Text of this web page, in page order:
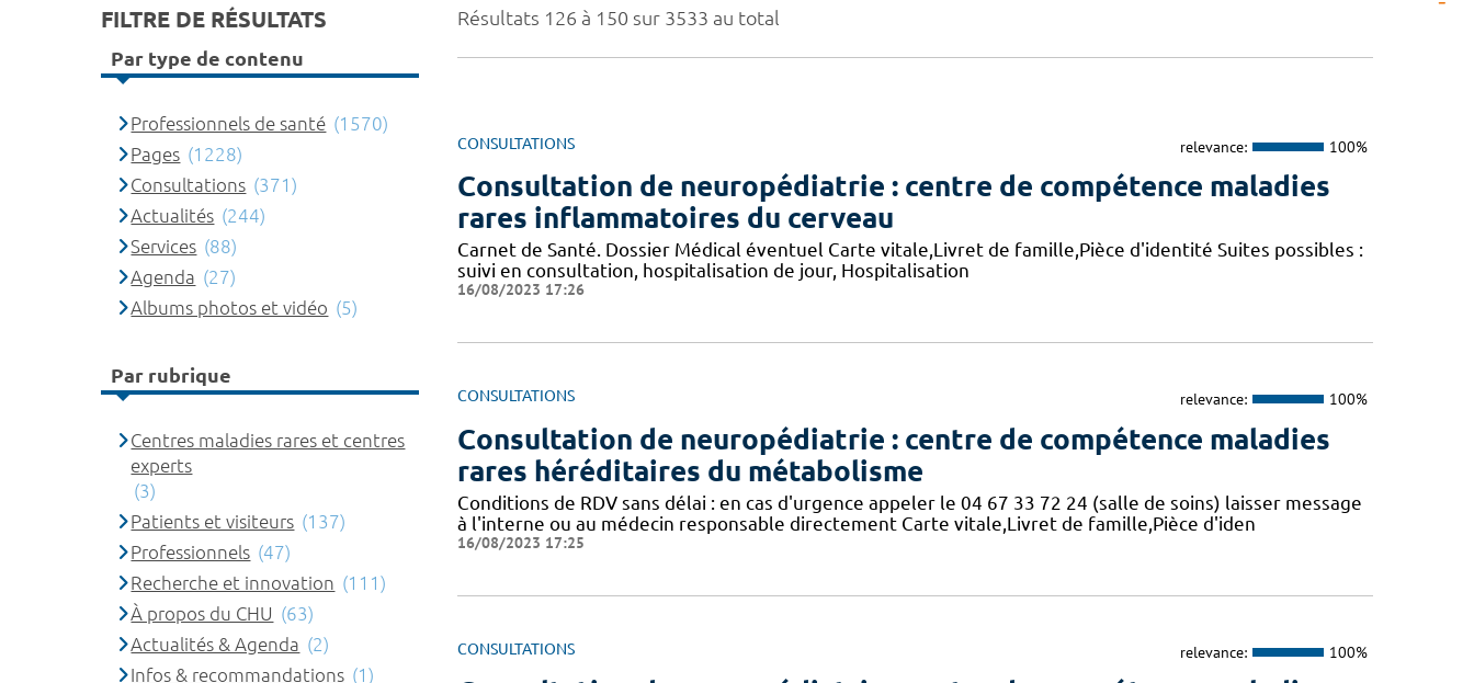
Résultats 126 à 150 sur 3533 au total
CONSULTATIONS relevance: 100%
Consultation de neuropédiatrie : centre de compétence maladies
rares inflammatoires du cerveau
Carnet de Santé. Dossier Médical éventuel Carte vitale,Livret de famille,Pièce d'identité Suites possibles :
suivi en consultation, hospitalisation de jour, Hospitalisation
16/08/2023 17:26
CONSULTATIONS relevance: 100%
Consultation de neuropédiatrie : centre de compétence maladies
rares héréditaires du métabolisme
Conditions de RDV sans délai : en cas d'urgence appeler le 04 67 33 72 24 (salle de soins) laisser message
à l'interne ou au médecin responsable directement Carte vitale,Livret de famille,Pièce d'iden
16/08/2023 17:25
CONSULTATIONS relevance: 100%
FILTRE DE RÉSULTATS
Par type de contenu
Professionnels de santé (1570)
Pages (1228)
Consultations (371)
Actualités (244)
Services (88)
Agenda (27)
Albums photos et vidéo (5)
Par rubrique
Centres maladies rares et centres
experts
(3)
Patients et visiteurs (137)
Professionnels (47)
Recherche et innovation (111)
À propos du CHU (63)
Actualités & Agenda (2)
Infos & recommandations (1)